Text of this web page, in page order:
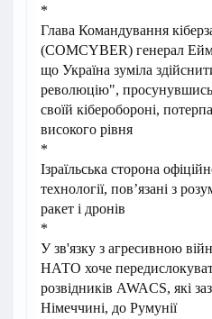
*
Глава Командування
(COMCYBER) генерал
що Україна зуміла
революцію",
своїй кіберобороні,
високого рівня
*
Ізраїльська сторона
технології, пов’язані з
ракет і дронів
*
У зв'язку з агресивною
НАТО хоче
розвідників AWACS, які
Німеччині, до Румунії